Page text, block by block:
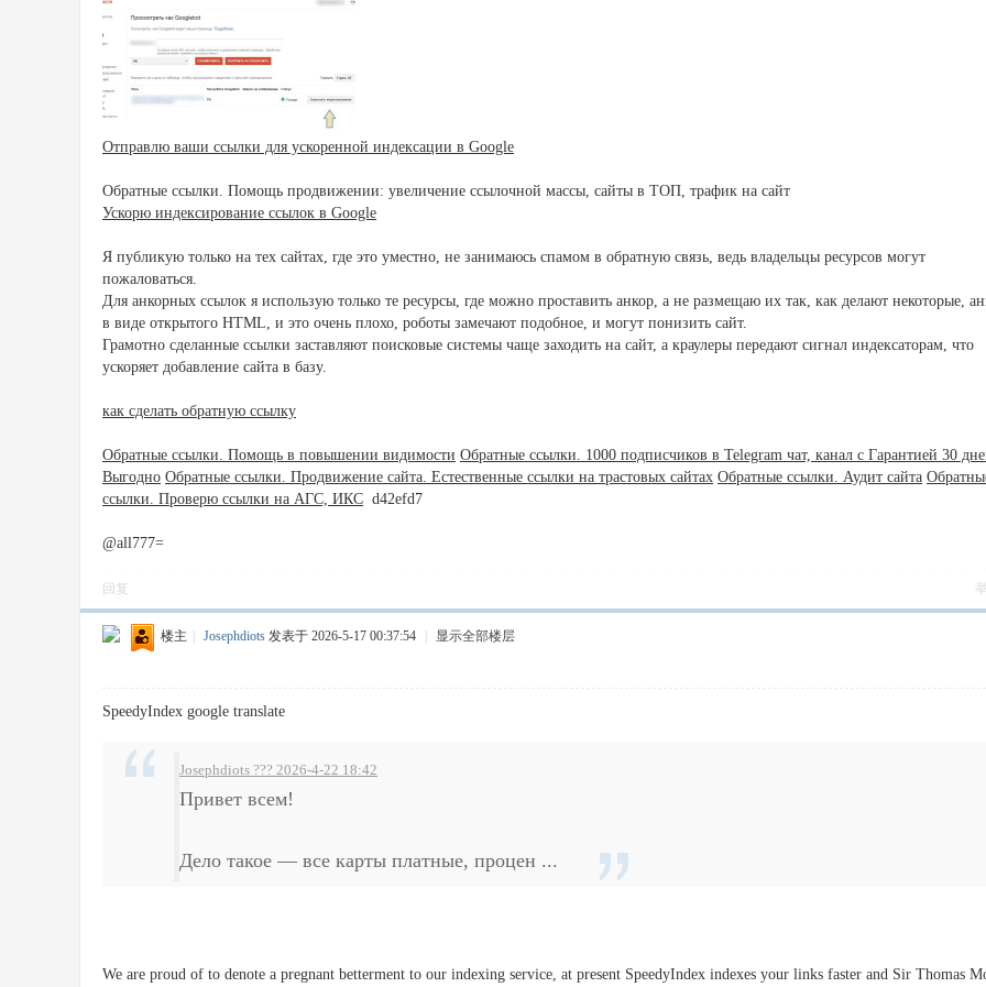
Отправлю ваши ссылки для ускоренной индексации в Google
Обратные ссылки. Помощь продвижении: увеличение ссылочной массы, сайты в ТОП, трафик на сайт
Ускорю индексирование ссылок в Google
Я публикую только на тех сайтах, где это уместно, не занимаюсь спамом в обратную связь, ведь владельцы ресурсов могут
пожаловаться.
Для анкорных ссылок я использую только те ресурсы, где можно проставить анкор, а не размещаю их так, как делают некоторые,
в виде открытого HTML, и это очень плохо, роботы замечают подобное, и могут понизить сайт.
Грамотно сделанные ссылки заставляют поисковые системы чаще заходить на сайт, а краулеры передают сигнал индексаторам, что
ускоряет добавление сайта в базу.
как сделать обратную ссылку
Обратные ссылки. Помощь в повышении видимости Обратные ссылки. 1000 подписчиков в Telegram чат, канал с Гарантией 30
Выгодно Обратные ссылки. Продвижение сайта. Естественные ссылки на трастовых сайтах Обратные ссылки. Аудит сайта
ссылки. Проверю ссылки на АГС, ИКС d42efd7
@all777=
回复
楼主 Josephdiots 发表于 2026-5-17 00:37:54 显示全部楼层
SpeedyIndex google translate
Josephdiots ??? 2026-4-22 18:42
Привет всем!
Дело такое — все карты платные, процен ...
We are proud of to denote a pregnant betterment to our indexing service, at present SpeedyIndex indexes your links faster and Sir Thomas